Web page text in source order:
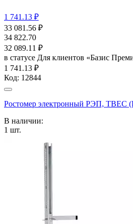
1 741.13 ₽
33 081.56 ₽
34 822.70
32 089.11 ₽
в статусе Для клиентов «Базис
1 741.13 ₽
Код: 12844
Ростомер электронный РЭП,
В наличии:
1 шт.